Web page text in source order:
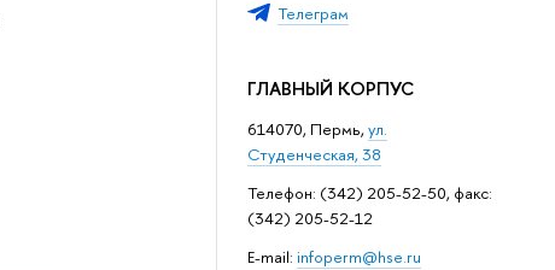
Телеграм
ГЛАВНЫЙ КОРПУС
614070, Пермь,ул.
Студенческая, 38
Телефон: (342) 205-52-50, факс:
(342) 205-52-12
Е-mail: infoperm@hse.ru